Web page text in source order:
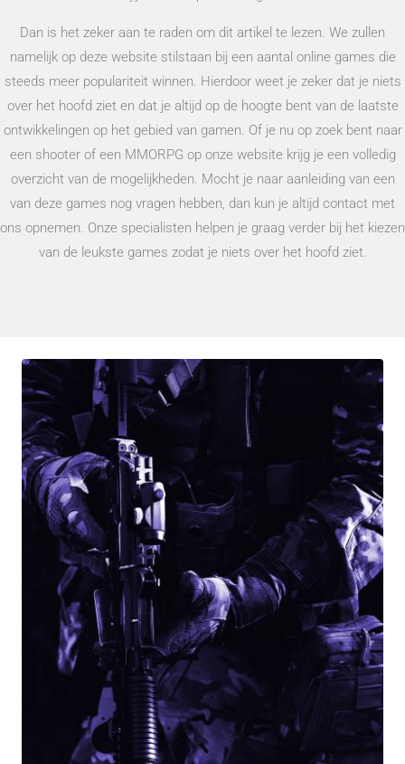
Dan is het zeker aan te raden om dit artikel te lezen. We zullen
namelijk op deze website stilstaan bij een aantal online games die
steeds meer populariteit winnen. Hierdoor weet je zeker dat je niets
over het hoofd ziet en dat je altijd op de hoogte bent van de laatste
ontwikkelingen op het gebied van gamen. Of je nu op zoek bent naar
een shooter of een MMORPG op onze website krijg je een volledig
overzicht van de mogelijkheden. Mocht je naar aanleiding van een
van deze games nog vragen hebben, dan kun je altijd contact met
ons opnemen. Onze specialisten helpen je graag verder bij het kiezen
van de leukste games zodat je niets over het hoofd ziet.